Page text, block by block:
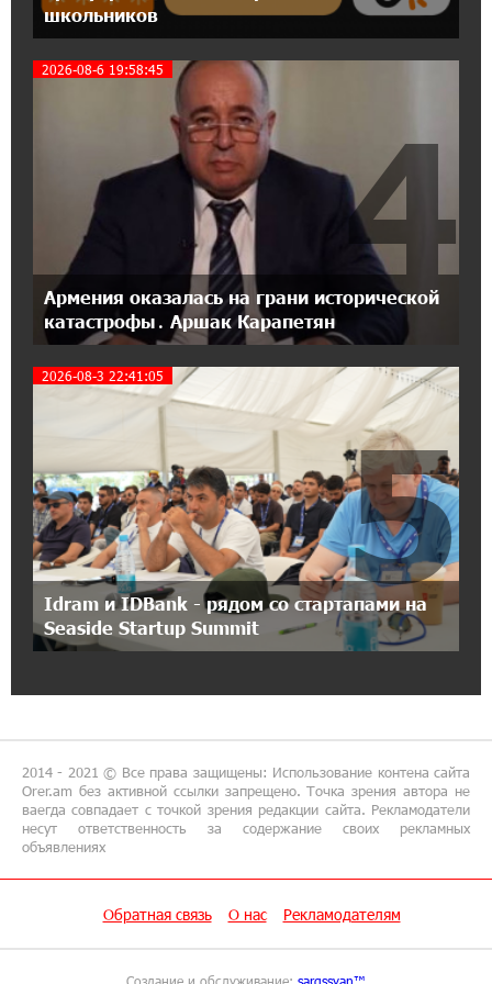
Станьте акционером Юнибанка и
предложением
21:45:09 9-07-2026
IDBank предупреждает о мошеннических
звонках от имени пенсионных фондов
15:50:50 9-07-2026
Небольшой французский уголок в Раздане
при сотрудничестве с Конверс МСБ
15:18:39 9-07-2026
Предателя Пашиняна нужно скинуть с трона.
Аршак Карапетян
Зачем Пашинян полетел в Россию?․ Аршак
Карапетян
17:46:18 8-07-2026
Глава МИД Иордании: Подписание мирного
соглашения между Арменией и
Азербайджаном близко
17:24:27 8-07-2026
Idram - главный партнер ежегодной
конференции «На пути к осознанному
воспитанию детей 2026»
16:39:41 8-07-2026
школьников
2026-08-6 19:58:45
Армения оказалась на грани исторической
катастрофы․ Аршак Карапетян
4
2026-08-3 22:41:05
Idram и IDBank - рядом со стартапами на
Seaside Startup Summit
5
2014 - 2021 © Все права защищены: Использование контена сайта
Orer.am без активной ссылки запрещено. Точка зрения автора не
ваегда совпадает с точкой зрения редакции сайта. Рекламодатели
несут ответственность за содержание своих рекламных
объявлениях
Обратная связь О нас Рекламодателям
Создание и обслуживание: sargssyan™